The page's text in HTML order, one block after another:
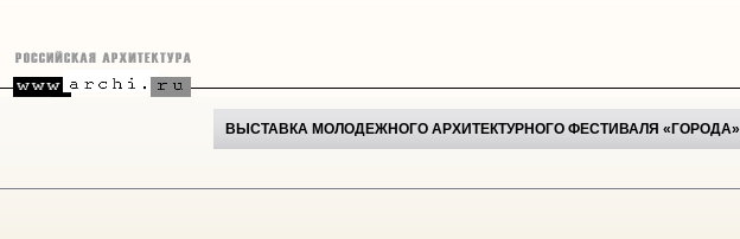
ВЫСТАВКА МОЛОДЕЖНОГО АРХИТЕКТУРНОГО ФЕСТИВАЛЯ «ГОРОДА»